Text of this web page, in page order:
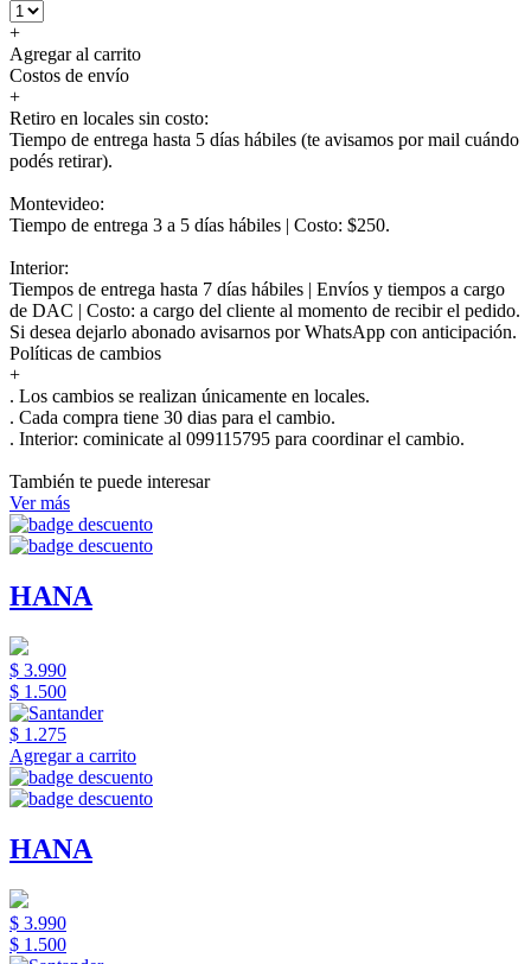
+
Agregar al carrito
Costos de envío
+
Retiro en locales sin costo:
Tiempo de entrega hasta 5 días hábiles (te avisamos por mail cuándo
podés retirar).
Montevideo:
Tiempo de entrega 3 a 5 días hábiles | Costo: $250.
Interior:
Tiempos de entrega hasta 7 días hábiles | Envíos y tiempos a cargo
de DAC | Costo: a cargo del cliente al momento de recibir el pedido.
Si desea dejarlo abonado avisarnos por WhatsApp con anticipación.
Políticas de cambios
+
. Los cambios se realizan únicamente en locales.
. Cada compra tiene 30 dias para el cambio.
. Interior: cominicate al 099115795 para coordinar el cambio.
También te puede interesar
Ver más
HANA
$ 3.990
$ 1.500
$ 1.275
Agregar a carrito
HANA
$ 3.990
$ 1.500